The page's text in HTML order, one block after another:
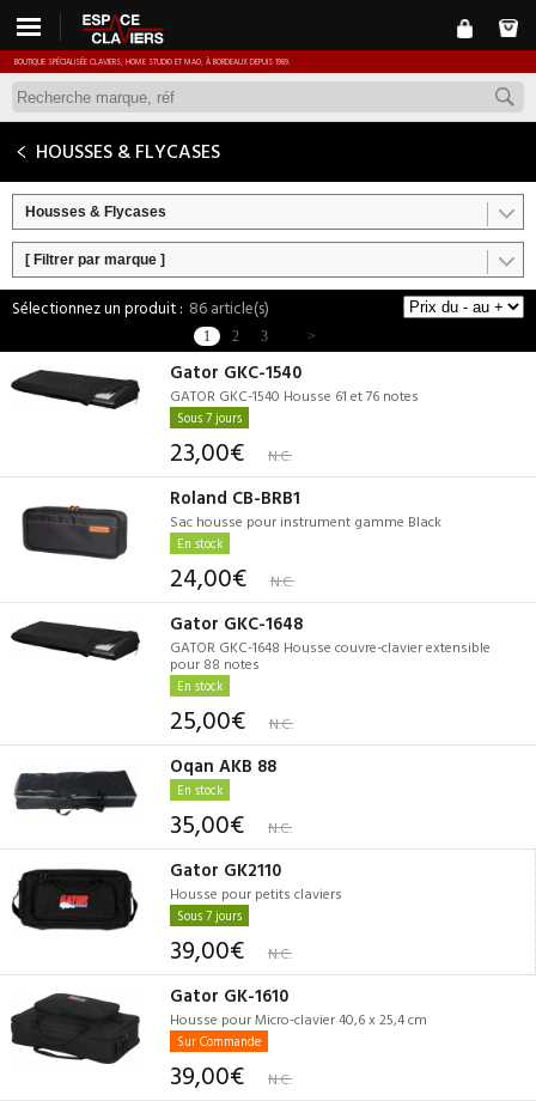
BOUTIQUE SPÉCIALISÉE CLAVIERS, HOME STUDIO ET MAO, À BORDEAUX DEPUIS 1989.
HOUSSES & FLYCASES
Housses & Flycases
[ Filtrer par marque ]
86 article(s)
1 2 3 >
Gator GKC-1540
GATOR GKC-1540 Housse 61 et 76 notes
Sous 7 jours
23,00€ N.C.
Roland CB-BRB1
Sac housse pour instrument gamme Black
En stock
24,00€ N.C.
Gator GKC-1648
GATOR GKC-1648 Housse couvre-clavier extensible
pour 88 notes
En stock
25,00€ N.C.
Oqan AKB 88
En stock
35,00€ N.C.
Gator GK2110
Housse pour petits claviers
Sous 7 jours
39,00€ N.C.
Gator GK-1610
Housse pour Micro-clavier 40,6 x 25,4 cm
Sur Commande
39,00€ N.C.